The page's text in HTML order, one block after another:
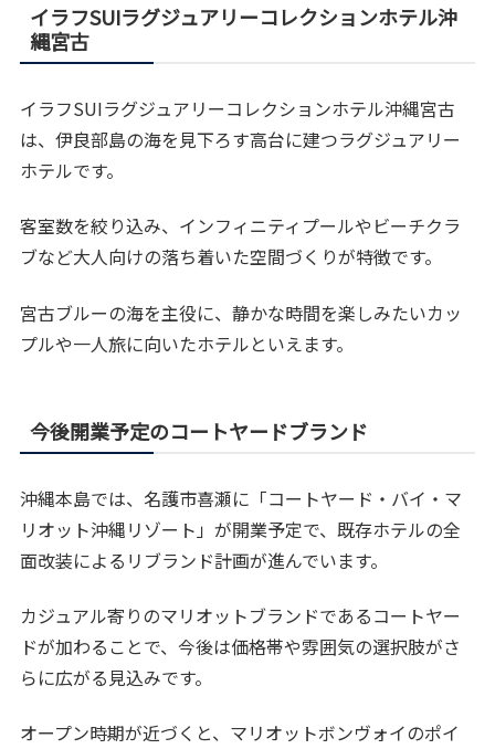
イラフSUIラグジュアリーコレクションホテル沖
縄宮古
イラフSUIラグジュアリーコレクションホテル沖縄宮古
は、伊良部島の海を見下ろす高台に建つラグジュアリー
ホテルです。
客室数を絞り込み、インフィニティプールやビーチクラ
ブなど大人向けの落ち着いた空間づくりが特徴です。
宮古ブルーの海を主役に、静かな時間を楽しみたいカッ
プルや一人旅に向いたホテルといえます。
今後開業予定のコートヤードブランド
沖縄本島では、名護市喜瀬に「コートヤード・バイ・マ
リオット沖縄リゾート」が開業予定で、既存ホテルの全
面改装によるリブランド計画が進んでいます。
カジュアル寄りのマリオットブランドであるコートヤー
ドが加わることで、今後は価格帯や雰囲気の選択肢がさ
らに広がる見込みです。
オープン時期が近づくと、マリオットボンヴォイのポイ